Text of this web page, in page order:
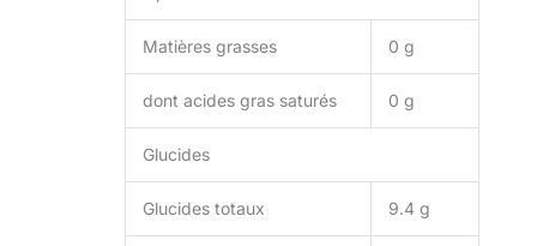
Matières grasses 0 g
dont acides gras saturés 0 g
Glucides
Glucides totaux 9.4 g